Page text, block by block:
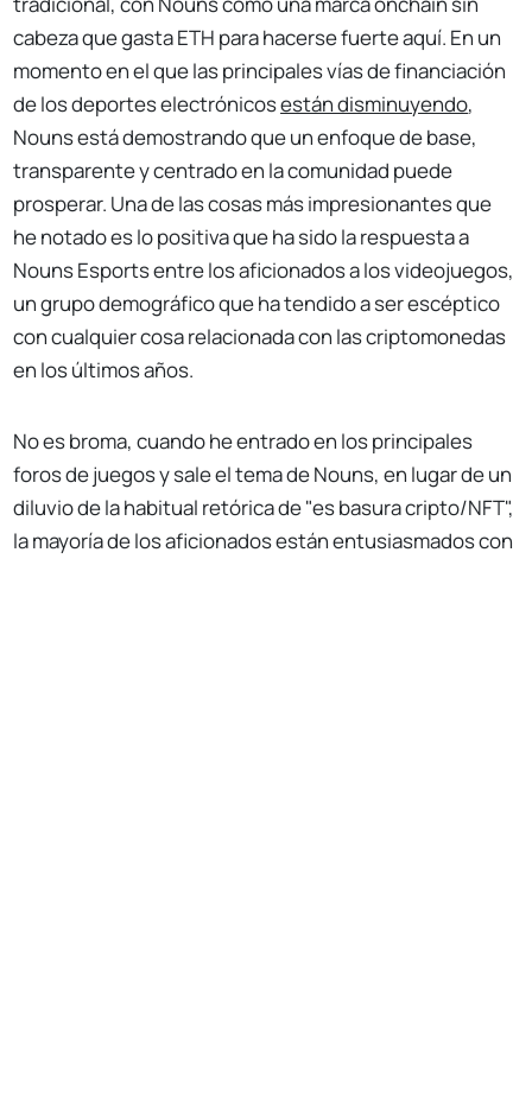
cabeza que gasta ETH para hacerse fuerte aquí. En un
momento en el que las principales vías de financiación
de los deportes electrónicosestán disminuyendo,
Nouns está demostrando que un enfoque de base,
transparente y centrado en la comunidad puede
prosperar. Una de las cosas más impresionantes que
he notado es lo positiva que ha sido la respuesta a
Nouns Esports entre los aficionados a los videojuegos,
un grupo demográfico que ha tendido a ser escéptico
con cualquier cosa relacionada con las criptomonedas
en los últimos años.
No es broma, cuando he entrado en los principales
foros de juegos y sale el tema de Nouns, en lugar de un
diluvio de la habitual retórica de "es basura cripto/NFT",
la mayoría de los aficionados están entusiasmados con